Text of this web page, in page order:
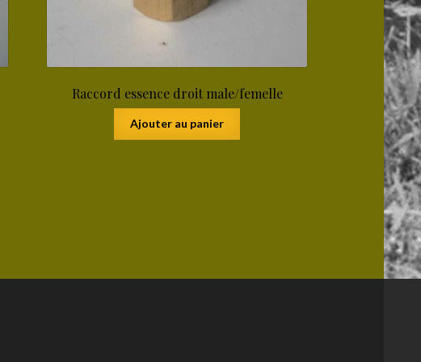
Raccord essence droit male/femelle
Ajouter au panier